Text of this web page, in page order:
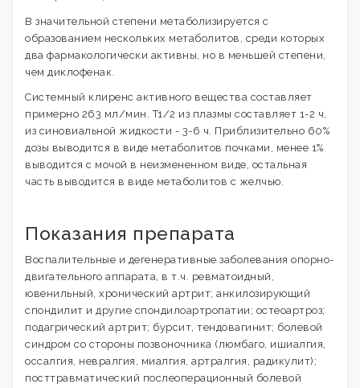
В значительной степени метаболизируется с
образованием нескольких метаболитов, среди которых
два фармакологически активны, но в меньшей степени,
чем диклофенак.
Системный клиренс активного вещества составляет
примерно 263 мл/мин. T1/2 из плазмы составляет 1-2 ч,
из синовиальной жидкости - 3-6 ч. Приблизительно 60%
дозы выводится в виде метаболитов почками, менее 1%
выводится с мочой в неизмененном виде, остальная
часть выводится в виде метаболитов с желчью.
Показания препарата
Воспалительные и дегенеративные заболевания опорно-
двигательного аппарата, в т.ч. ревматоидный,
ювенильный, хронический артрит; анкилозирующий
спондилит и другие спондилоартропатии; остеоартроз;
подагрический артрит; бурсит, тендовагинит; болевой
синдром со стороны позвоночника (люмбаго, ишиалгия,
оссалгия, невралгия, миалгия, артралгия, радикулит);
посттравматический послеоперационный болевой